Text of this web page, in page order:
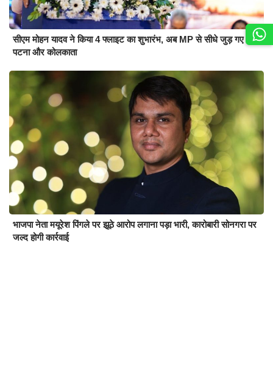
सीएम मोहन यादव ने किया 4 फ्लाइट का शुभारंभ, अब MP से सीधे जुड़ गए
पटना और कोलकाता
भाजपा नेता मयूरेश पिंगले पर झूठे आरोप लगाना पड़ा भारी, कारोबारी सोनगरा पर
जल्द होगी कार्रवाई